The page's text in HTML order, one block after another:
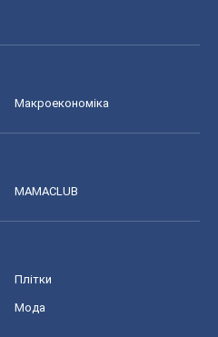
Макроекономіка
MAMACLUB
Плітки
Мода